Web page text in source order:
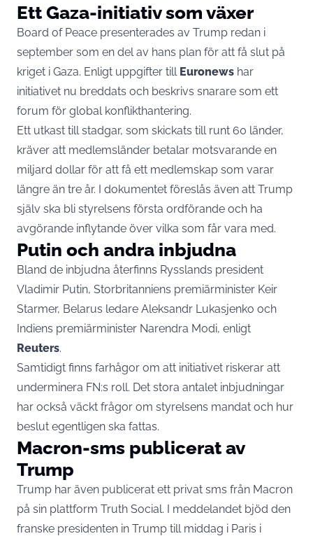
Ett Gaza-initiativ som växer
Board of Peace presenterades av Trump redan i
september som en del av hans plan för att få slut på
kriget i Gaza. Enligt uppgifter till Euronews har
initiativet nu breddats och beskrivs snarare som ett
forum för global konflikthantering.
Ett utkast till stadgar, som skickats till runt 60 länder,
kräver att medlemsländer betalar motsvarande en
miljard dollar för att få ett medlemskap som varar
längre än tre år. I dokumentet föreslås även att Trump
själv ska bli styrelsens första ordförande och ha
avgörande inflytande över vilka som får vara med.
Putin och andra inbjudna
Bland de inbjudna återfinns Rysslands president
Vladimir Putin, Storbritanniens premiärminister Keir
Starmer, Belarus ledare Aleksandr Lukasjenko och
Indiens premiärminister Narendra Modi, enligt
Reuters.
Samtidigt finns farhågor om att initiativet riskerar att
underminera FN:s roll. Det stora antalet inbjudningar
har också väckt frågor om styrelsens mandat och hur
beslut egentligen ska fattas.
Macron-sms publicerat av
Trump
Trump har även publicerat ett privat sms från Macron
på sin plattform Truth Social. I meddelandet bjöd den
franske presidenten in Trump till middag i Paris i